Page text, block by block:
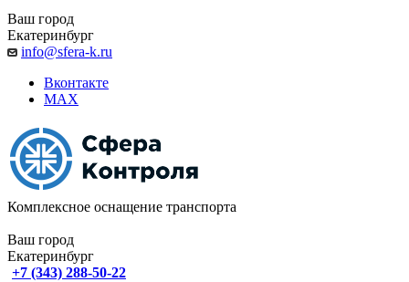
Ваш город
Екатеринбург
info@sfera-k.ru
Вконтакте
MAX
Комплексное оснащение транспорта
Ваш город
Екатеринбург
+7 (343) 288-50-22